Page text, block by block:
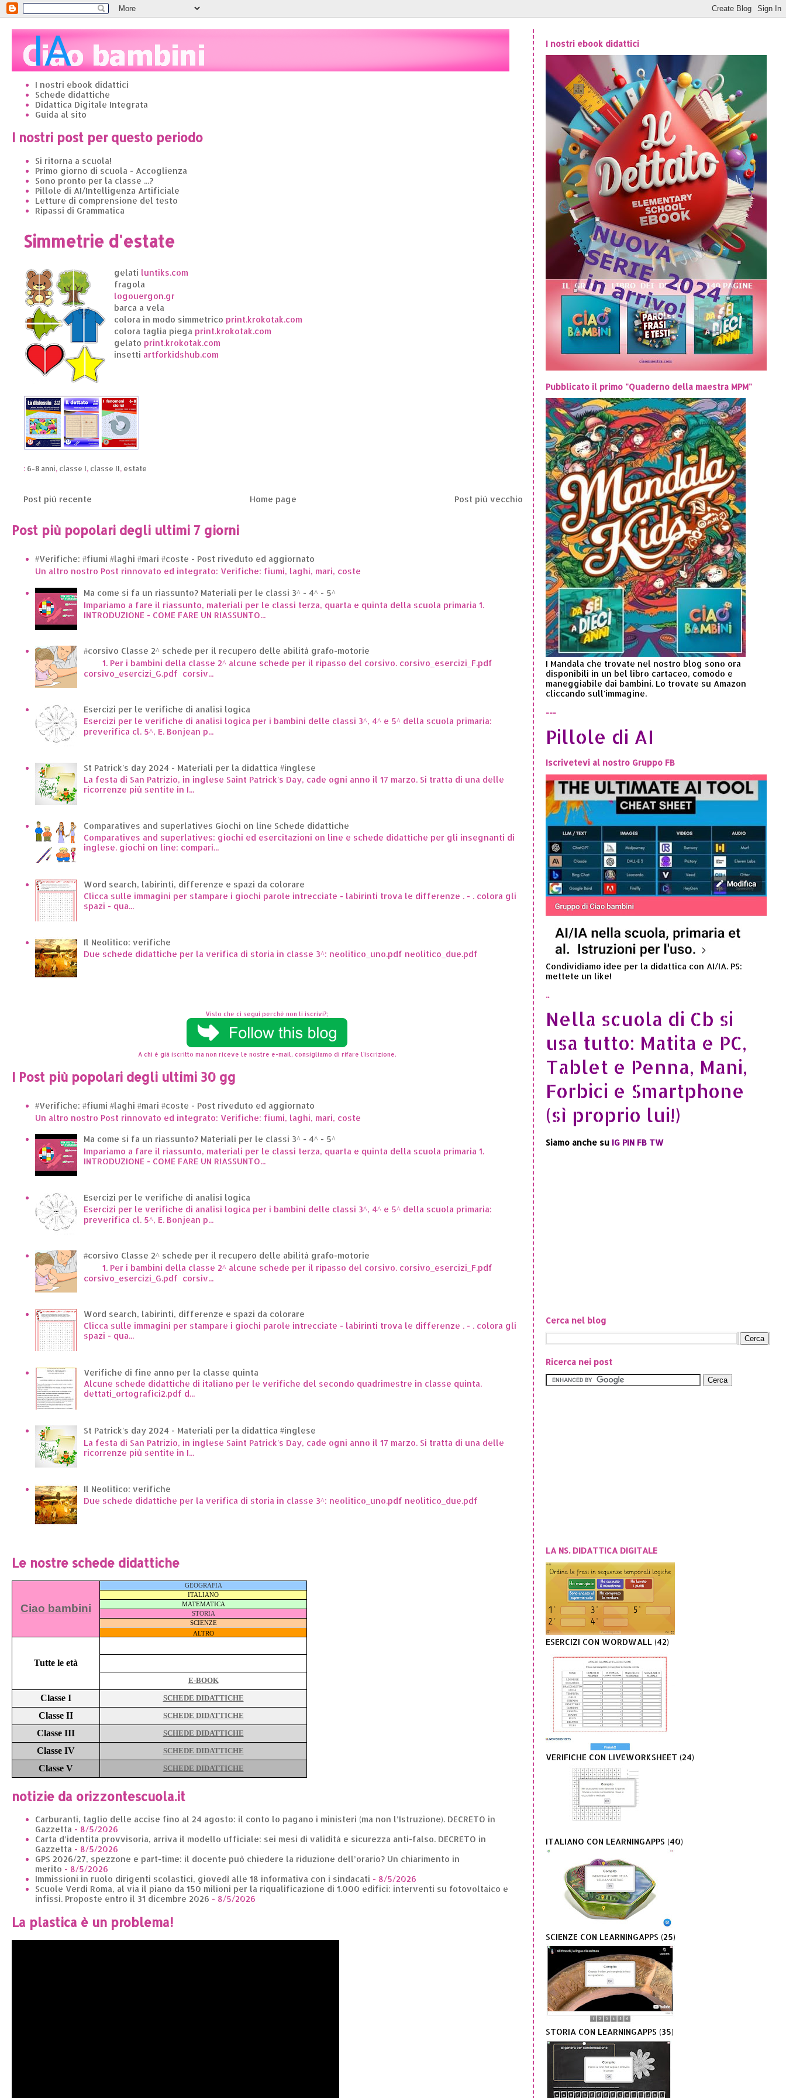
I nostri ebook didattici
Schede didattiche
Didattica Digitale Integrata
Guida al sito
I nostri post per questo periodo
Si ritorna a scuola!
Primo giorno di scuola - Accoglienza
Sono pronto per la classe ...?
Pillole di AI/Intelligenza Artificiale
Letture di comprensione del testo
Ripassi di Grammatica
Simmetrie d'estate
gelati luntiks.com
fragola
logouergon.gr
barca a vela
colora in modo simmetrico print.krokotak.com
colora taglia piega print.krokotak.com
gelato print.krokotak.com
insetti artforkidshub.com
: 6-8 anni, classe I, classe II, estate
Post più recente Post più vecchio
Home page
Post più popolari degli ultimi 7 giorni
#Verifiche: #fiumi #laghi #mari #coste - Post riveduto ed aggiornato
Un altro nostro Post rinnovato ed integrato: Verifiche: fiumi, laghi, mari, coste
Ma come si fa un riassunto? Materiali per le classi 3^ - 4^ - 5^
Impariamo a fare il riassunto, materiali per le classi terza, quarta e quinta della scuola primaria 1.
INTRODUZIONE - COME FARE UN RIASSUNTO...
#corsivo Classe 2^ schede per il recupero delle abilità grafo-motorie
1. Per i bambini della classe 2^ alcune schede per il ripasso del corsivo. corsivo_esercizi_F.pdf
corsivo_esercizi_G.pdf corsiv...
Esercizi per le verifiche di analisi logica
Esercizi per le verifiche di analisi logica per i bambini delle classi 3^, 4^ e 5^ della scuola primaria:
preverifica cl. 5^, E. Bonjean p...
St Patrick's day 2024 - Materiali per la didattica #inglese
La festa di San Patrizio, in inglese Saint Patrick's Day, cade ogni anno il 17 marzo. Si tratta di una delle
ricorrenze più sentite in I...
Comparatives and superlatives Giochi on line Schede didattiche
Comparatives and superlatives: giochi ed esercitazioni on line e schede didattiche per gli insegnanti di
inglese. giochi on line: compari...
Word search, labirinti, differenze e spazi da colorare
Clicca sulle immagini per stampare i giochi parole intrecciate - labirinti trova le differenze . - . colora gli
spazi - qua...
Il Neolitico: verifiche
Due schede didattiche per la verifica di storia in classe 3^: neolitico_uno.pdf neolitico_due.pdf
Visto che ci segui perchè non ti iscrivi?;
A chi è già iscritto ma non riceve le nostre e-mail, consigliamo di rifare l'iscrizione.
I Post più popolari degli ultimi 30 gg
#Verifiche: #fiumi #laghi #mari #coste - Post riveduto ed aggiornato
Un altro nostro Post rinnovato ed integrato: Verifiche: fiumi, laghi, mari, coste
Ma come si fa un riassunto? Materiali per le classi 3^ - 4^ - 5^
Impariamo a fare il riassunto, materiali per le classi terza, quarta e quinta della scuola primaria 1.
INTRODUZIONE - COME FARE UN RIASSUNTO...
Esercizi per le verifiche di analisi logica
Esercizi per le verifiche di analisi logica per i bambini delle classi 3^, 4^ e 5^ della scuola primaria:
preverifica cl. 5^, E. Bonjean p...
#corsivo Classe 2^ schede per il recupero delle abilità grafo-motorie
1. Per i bambini della classe 2^ alcune schede per il ripasso del corsivo. corsivo_esercizi_F.pdf
corsivo_esercizi_G.pdf corsiv...
Word search, labirinti, differenze e spazi da colorare
Clicca sulle immagini per stampare i giochi parole intrecciate - labirinti trova le differenze . - . colora gli
spazi - qua...
Verifiche di fine anno per la classe quinta
Alcune schede didattiche di italiano per le verifiche del secondo quadrimestre in classe quinta.
dettati_ortografici2.pdf d...
St Patrick's day 2024 - Materiali per la didattica #inglese
La festa di San Patrizio, in inglese Saint Patrick's Day, cade ogni anno il 17 marzo. Si tratta di una delle
ricorrenze più sentite in I...
Il Neolitico: verifiche
Due schede didattiche per la verifica di storia in classe 3^: neolitico_uno.pdf neolitico_due.pdf
Le nostre schede didattiche
Ciao bambini
GEOGRAFIA
ITALIANO
MATEMATICA
STORIA
SCIENZE
ALTRO
Tutte le età
E-BOOK
Classe I SCHEDE DIDATTICHE
Classe II SCHEDE DIDATTICHE
Classe III SCHEDE DIDATTICHE
Classe IV SCHEDE DIDATTICHE
Classe V SCHEDE DIDATTICHE
notizie da orizzontescuola.it
Carburanti, taglio delle accise fino al 24 agosto: il conto lo pagano i ministeri (ma non l’Istruzione). DECRETO in
Gazzetta - 8/5/2026
Carta d’identita provvisoria, arriva il modello ufficiale: sei mesi di validità e sicurezza anti-falso. DECRETO in
Gazzetta - 8/5/2026
GPS 2026/27, spezzone e part-time: il docente può chiedere la riduzione dell’orario? Un chiarimento in
merito - 8/5/2026
Immissioni in ruolo dirigenti scolastici, giovedì alle 18 informativa con i sindacati - 8/5/2026
Scuole Verdi Roma, al via il piano da 150 milioni per la riqualificazione di 1.000 edifici: interventi su fotovoltaico e
infissi. Proposte entro il 31 dicembre 2026 - 8/5/2026
La plastica è un problema!
I nostri ebook didattici
Pubblicato il primo "Quaderno della maestra MPM"
I Mandala che trovate nel nostro blog sono ora
disponibili in un bel libro cartaceo, comodo e
maneggiabile dai bambini. Lo trovate su Amazon
cliccando sull'immagine.
---
Pillole di AI
Iscrivetevi al nostro Gruppo FB
Condividiamo idee per la didattica con AI/IA. PS:
mettete un like!
..
Nella scuola di Cb si
usa tutto: Matita e PC,
Tablet e Penna, Mani,
Forbici e Smartphone
(sì proprio lui!)
Siamo anche su IG PIN FB TW
Cerca nel blog
Ricerca nei post
LA NS. DIDATTICA DIGITALE
ESERCIZI CON WORDWALL (42)
VERIFICHE CON LIVEWORKSHEET (24)
ITALIANO CON LEARNINGAPPS (40)
SCIENZE CON LEARNINGAPPS (25)
STORIA CON LEARNINGAPPS (35)